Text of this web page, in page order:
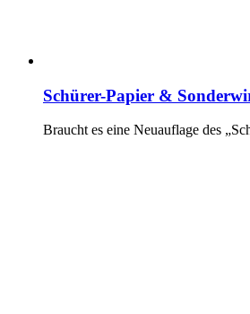
Schürer-Papier &
Braucht es eine Neuauflage des